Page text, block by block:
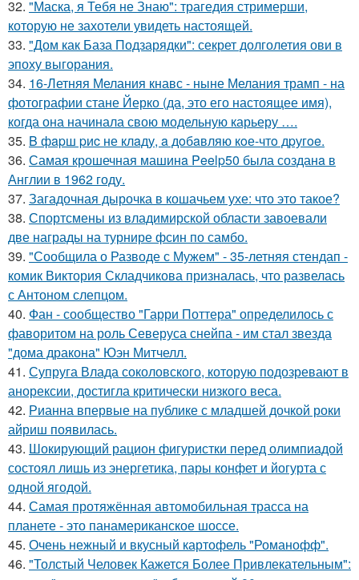
32. "Маска, я Тебя не Знаю": трагедия стримерши,
которую не захотели увидеть настоящей.
33. "Дом как База Подзарядки": секрет долголетия ови в
эпоху выгорания.
34. 16-Летняя Мелания кнавс - ныне Мелания трамп - на
фотографии стане Йерко (да, это его настоящее имя),
когда она начинала свою модельную карьеру ….
35. B фapш pиc не клaду, a дoбaвляю кoе-чтo дpугoe.
36. Самая крошечная машинa Peelp50 была созданa в
Англии в 1962 году.
37. Загадочная дырочка в кошачьем ухе: что это такое?
38. Спортсмены из владимирской области завоевали
две награды на турнире фсин по самбо.
39. "Сообщила о Разводе с Мужем" - 35-летняя стендап -
комик Виктория Складчикова призналась, что развелась
с Антоном слепцом.
40. Фан - сообщество "Гарри Поттера" определилось с
фаворитом на роль Северуса снейпа - им стал звезда
"дома дракона" Юэн Митчелл.
41. Супруга Влада соколовского, которую подозревают в
анорексии, достигла критически низкого веса.
42. Рианна впервые на публике с младшей дочкой роки
айриш появилась.
43. Шокирующий рацион фигуристки перед олимпиадой
состоял лишь из энергетика, пары конфет и йогурта с
одной ягодой.
44. Самая протяжённая автомобильная трасса на
планете - это панамериканское шоссе.
45. Очень нежный и вкусный картофель "Романофф".
46. "Толстый Человек Кажется Более Привлекательным":